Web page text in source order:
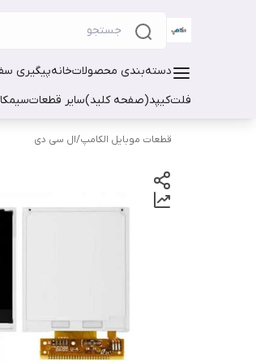
دسته‌بندی محصولاتخانهپیگیری
فلتکیپد(صفحه کلید)سایر قطعات
قطعات موبایل الکامپ/ال سی دی